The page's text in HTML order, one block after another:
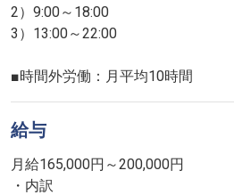
2）9:00～18:00
3）13:00～22:00
■時間外労働：月平均10時間
給与
月給165,000円～200,000円
・内訳